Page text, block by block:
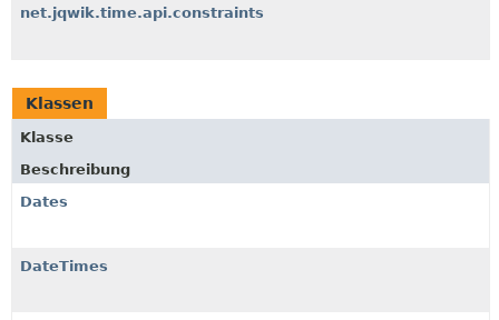
net.jqwik.time.api.constraints
Klassen
Klasse
Beschreibung
Dates
DateTimes